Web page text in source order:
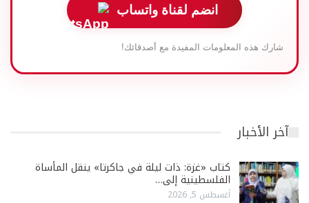
انضم لقناة واتساب
شارك هذه المعلومات المفيدة مع أصدقائك!
آخر الأخبار
كتاب «غزة: ذات ليلة في جاكرتا» ينقل المأساة
الفلسطينية إلى…
أغسطس 5, 2026